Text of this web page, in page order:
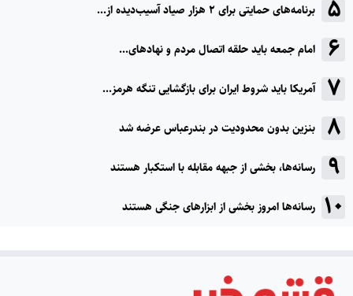
برنامه‌های حمایتی برای ۲ هزار صیاد آسیب‌دیده از...
امام جمعه باید حلقه اتصال مردم و نهادهای...
آمریکا باید شروط ایران برای بازگشایی تنگه هرمز...
بنزین بدون محدودیت در بندرعباس عرضه شد
رسانه‌ها، بخشی از جبهه مقابله با استکبار هستند
رسانه‌ها امروز بخشی از ابزارهای جنگی هستند